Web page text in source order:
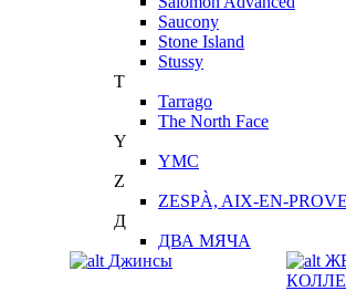
Saucony
Stone Island
Stussy
T
Tarrago
The North Face
Y
YMC
Z
ZESPÀ, AIX-EN-
Д
ДВА МЯЧА
Джинсы